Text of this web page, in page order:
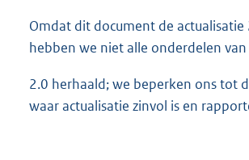
Omdat dit document de
hebben we niet alle onderdelen
2.0 herhaald; we beperken ons tot
waar actualisatie zinvol is en